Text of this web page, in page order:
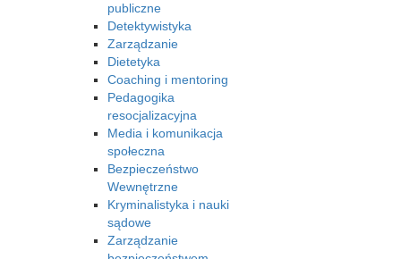
publiczne
Detektywistyka
Zarządzanie
Dietetyka
Coaching i mentoring
Pedagogika
resocjalizacyjna
Media i komunikacja
społeczna
Bezpieczeństwo
Wewnętrzne
Kryminalistyka i nauki
sądowe
Zarządzanie